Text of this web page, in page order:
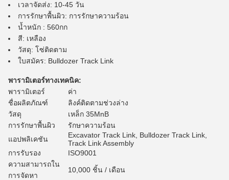
เวลาจัดส่ง: 10-45 วัน
การรักษาพื้นผิว: การรักษาความร้อน
น้ำหนัก : 560กก
สี: เหลือง
วัสดุ: โซ่ติดตาม
ใบสมัคร: Bulldozer Track Link
พารามิเตอร์ทางเทคนิค:
พารามิเตอร์
ค่า
ชื่อผลิตภัณฑ์
ลิงค์ติดตามช่วงล่าง
วัสดุ
เหล็ก 35MnB
การรักษาพื้นผิว
รักษาความร้อน
แอปพลิเคชัน
Excavator Track Link, Bulldozer Track Link,
Track Link Assembly
การรับรอง
ISO9001
ความสามารถใน
การจัดหา
10,000 ชิ้น / เดือน